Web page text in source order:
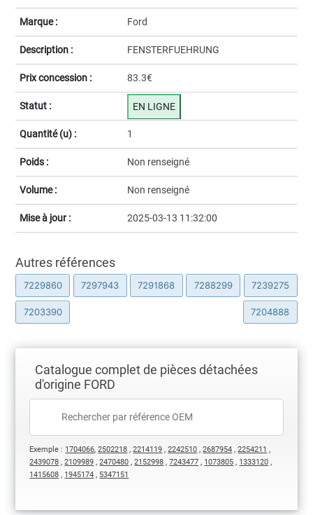
Marque : Ford
Description : FENSTERFUEHRUNG
Prix concession : 83.3€
Statut : EN LIGNE
Quantité (u) : 1
Poids : Non renseigné
Volume : Non renseigné
Mise à jour : 2025-03-13 11:32:00
Autres références
7229860 7297943 7291868 7288299 7239275
7203390 7204888
Catalogue complet de pièces détachées
d'origine FORD
Exemple : 1704066,2502218 ,2214119 ,2242510 ,2687954 ,2254211 ,
2439078 ,2109989 ,2470480 ,2152998 ,7243477 , 1073805 , 1333120 ,
1415608 , 1945174 , 5347151